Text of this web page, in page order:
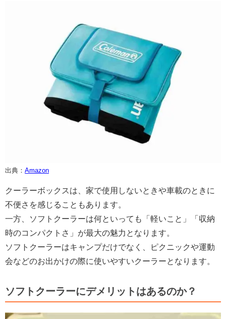
出典： Amazon
クーラーボックスは、家で使用しないときや車載のときに
不便さを感じることもあります。
一方、ソフトクーラーは何といっても「軽いこと」「収納
時のコンパクトさ」が最大の魅力となります。
ソフトクーラーはキャンプだけでなく、ピクニックや運動
会などのお出かけの際に使いやすいクーラーとなります。
ソフトクーラーにデメリットはあるのか？